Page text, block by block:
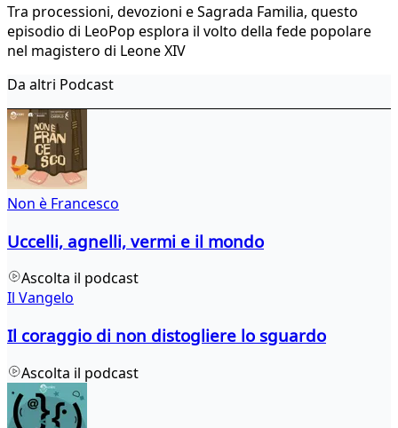
Tra processioni, devozioni e Sagrada Familia, questo
episodio di LeoPop esplora il volto della fede popolare
nel magistero di Leone XIV
Da altri Podcast
Non è Francesco
Uccelli, agnelli, vermi e il mondo
Ascolta il podcast
Il Vangelo
Il coraggio di non distogliere lo sguardo
Ascolta il podcast